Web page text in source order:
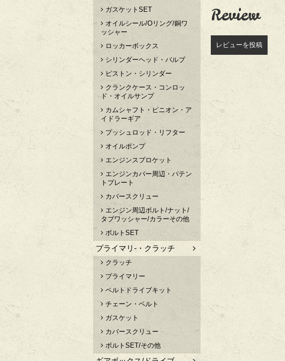
Review
レビューを投稿
ガスケットSET
オイルシール/Oリング/銅ワ
ッシャー
ロッカーボックス
シリンダーヘッド・バルブ
ピストン・シリンダー
クランクケース・コンロッ
ド・オイルサンプ
カムシャフト・ピニオン・ア
イドラーギア
プッシュロッド・リフター
オイルポンプ
エンジンスプロケット
エンジンカバー周辺・パテン
トプレート
カバースクリュー
エンジン周辺ボルト/ナット/
タブワッシャー/カラーその他
ボルトSET
プライマリ-・クラッチ
クラッチ
プライマリー
ベルトドライブキット
チェーン・ベルト
ガスケット
カバースクリュー
ボルトSET/その他